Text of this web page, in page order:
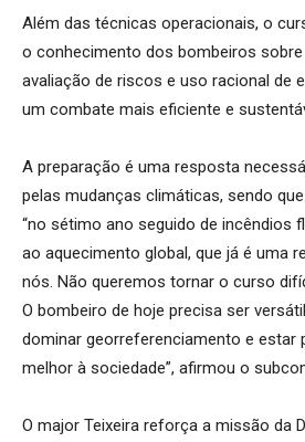
Além das técnicas operacionais, o
o conhecimento dos bombeiros
avaliação de riscos e uso racional de
um combate mais eficiente e
A preparação é uma resposta
pelas mudanças climáticas, sendo
“no sétimo ano seguido de incêndios
ao aquecimento global, que já é uma
nós. Não queremos tornar o curso
O bombeiro de hoje precisa ser
dominar georreferenciamento e estar
melhor à sociedade”, afirmou o
O major Teixeira reforça a missão da